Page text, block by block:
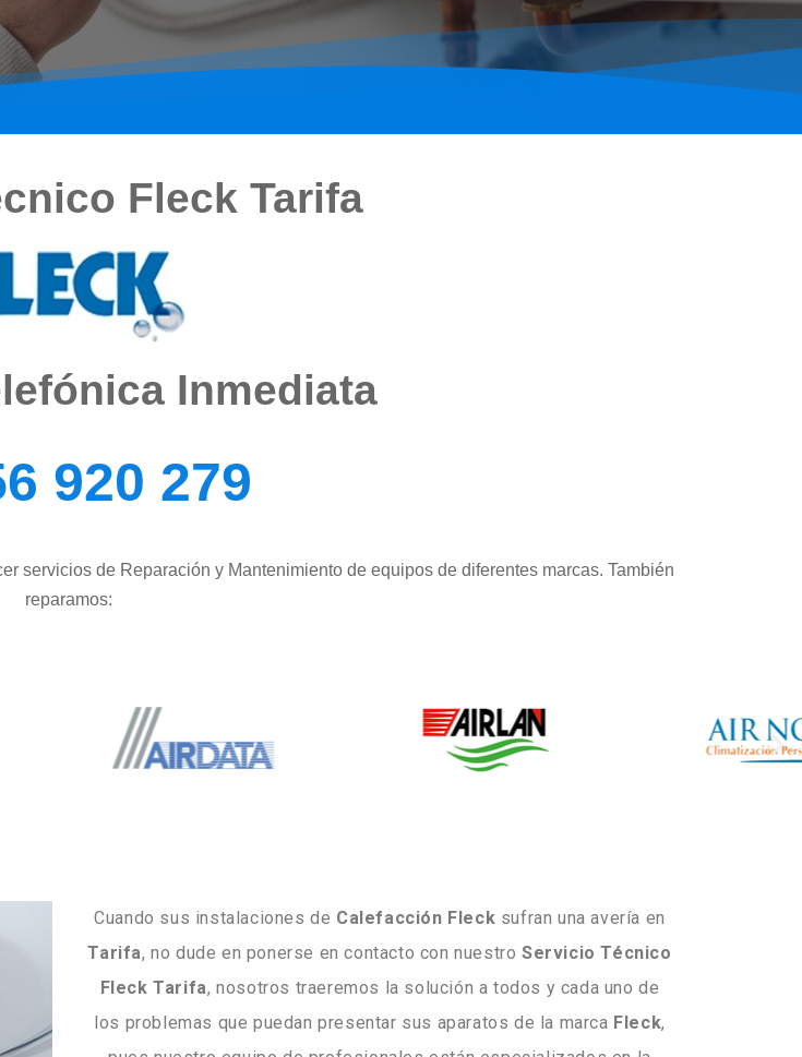
Fleck Tarifa
Inmediata
920 279
servicios de Reparación y Mantenimiento de equipos de diferentes marcas. También
reparamos:
Cuando sus instalaciones de Calefacción Fleck sufran una avería en
Tarifa, no dude en ponerse en contacto con nuestro Servicio Técnico
Fleck Tarifa, nosotros traeremos la solución a todos y cada uno de
los problemas que puedan presentar sus aparatos de la marca Fleck,